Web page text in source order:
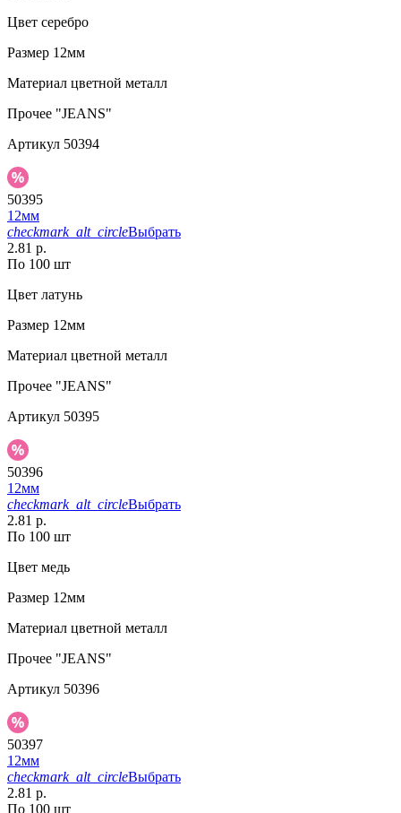
Цвет серебро
Размер 12мм
Материал цветной металл
Прочее "JEANS"
Артикул 50394
50395
12мм
checkmark_alt_circleВыбрать
2.81 р.
По 100 шт
Цвет латунь
Размер 12мм
Материал цветной металл
Прочее "JEANS"
Артикул 50395
50396
12мм
checkmark_alt_circleВыбрать
2.81 р.
По 100 шт
Цвет медь
Размер 12мм
Материал цветной металл
Прочее "JEANS"
Артикул 50396
50397
12мм
checkmark_alt_circleВыбрать
2.81 р.
По 100 шт